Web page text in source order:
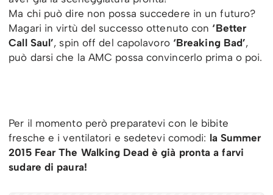
Ma chi può dire non possa succedere in un futuro?
Magari in virtù del successo ottenuto con ‘Better
Call Saul’, spin off del capolavoro ‘Breaking Bad’,
può darsi che la AMC possa convincerlo prima o poi.
Per il momento però preparatevi con le bibite
fresche e i ventilatori e sedetevi comodi: la Summer
2015 Fear The Walking Dead è già pronta a farvi
sudare di paura!